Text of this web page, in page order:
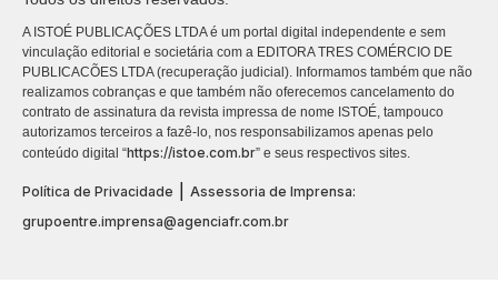
A ISTOÉ PUBLICAÇÕES LTDA é um portal digital independente e sem
vinculação editorial e societária com a EDITORA TRES COMÉRCIO DE
PUBLICACÕES LTDA (recuperação judicial). Informamos também que não
realizamos cobranças e que também não oferecemos cancelamento do
contrato de assinatura da revista impressa de nome ISTOÉ, tampouco
autorizamos terceiros a fazê-lo, nos responsabilizamos apenas pelo
conteúdo digital “https://istoe.com.br” e seus respectivos sites.
Política de Privacidade
Assessoria de Imprensa:
grupoentre.imprensa@agenciafr.com.br